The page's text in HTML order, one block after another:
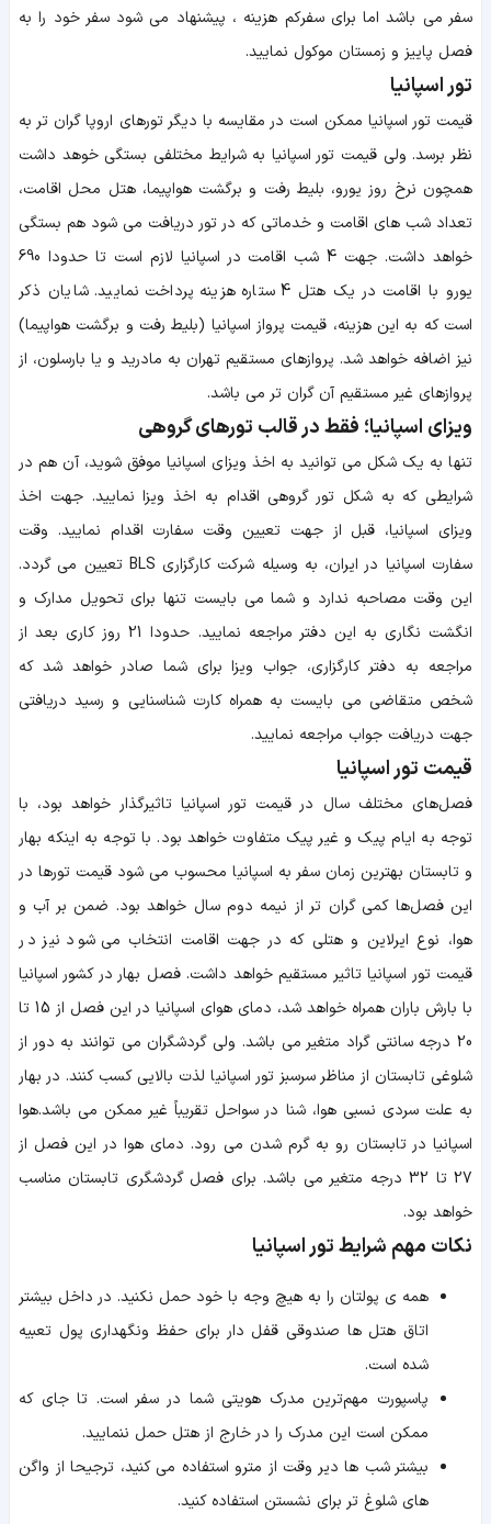
سفر می باشد اما برای سفرکم ‌هزینه ، پیشنهاد می شود سفر خود را به
فصل پاییز و زمستان موکول نمایید.
تور اسپانیا
قیمت تور اسپانیا ممکن است در مقایسه با دیگر تورهای اروپا گران تر به
نظر برسد. ولی قیمت تور اسپانیا به شرایط مختلفی بستگی خوهد داشت
همچون نرخ روز یورو، بلیط رفت و برگشت هواپیما، هتل محل اقامت،
تعداد شب‌ های اقامت و خدماتی که در تور دریافت می شود هم بستگی
خواهد داشت. جهت 4 شب اقامت در اسپانیا لازم است تا حدودا 690
یورو با اقامت در یک هتل 4 ستاره هزینه پرداخت نمایید. شایان ذکر
است که به این هزینه، قیمت پرواز اسپانیا (بلیط رفت و برگشت هواپیما)
نیز اضافه خواهد شد. پرواز‌های مستقیم تهران به مادرید و یا بارسلون، از
پروازهای غیر مستقیم آن گران ‎تر می باشد.
ویزای اسپانیا؛ فقط در قالب تورهای گروهی
تنها به یک شکل می توانید به اخذ ویزای اسپانیا موفق شوید، آن هم در
شرایطی که به شکل تور گروهی اقدام به اخذ ویزا نمایید. جهت اخذ
ویزای اسپانیا، قبل از جهت تعیین وقت سفارت اقدام نمایید. وقت
سفارت اسپانیا در ایران، به وسیله شرکت کارگزاری BLS تعیین می گردد.
این وقت مصاحبه ندارد و شما می بایست تنها برای تحویل مدارک و
انگشت نگاری به این دفتر مراجعه نمایید. حدودا 21 روز کاری بعد از
مراجعه به دفتر کارگزاری، جواب ویزا برای شما صادر خواهد شد که
شخص متقاضی می بایست به همراه کارت شناسنایی و رسید دریافتی
جهت دریافت جواب مراجعه نمایید.
قیمت تور اسپانیا
فصل‌های مختلف سال در قیمت تور اسپانیا تاثیرگذار خواهد بود، با
توجه به ایام پیک و غیر پیک متفاوت خواهد بود. با توجه به اینکه بهار
و تابستان بهترین زمان سفر به اسپانیا محسوب می شود قیمت تورها در
این فصل‌ها کمی گران تر از نیمه دوم سال خواهد بود. ضمن بر آب و
هوا، نوع ایرلاین و هتلی که در جهت اقامت انتخاب می‎ شود نیز در
قیمت تور اسپانیا تاثیر مستقیم خواهد داشت. فصل بهار در کشور اسپانیا
با بارش باران همراه خواهد شد، دمای هوای اسپانیا در این فصل از 15 تا
20 درجه سانتی گراد متغیر می باشد. ولی گردشگران می‌ توانند به دور از
شلوغی تابستان از مناظر سرسبز تور اسپانیا لذت بالایی کسب کنند. در بهار
به علت سردی نسبی هوا، شنا در سواحل تقریباً غیر ممکن می باشد.هوا
اسپانیا در تابستان رو به گرم شدن می‌ رود. دمای هوا در این فصل از
27 تا 32 درجه متغیر می باشد. برای فصل گردشگری تابستان مناسب
خواهد بود.
نکات مهم شرایط تور اسپانیا
همه ی پولتان را به هیچ وجه با خود حمل نکنید. در داخل بیشتر
اتاق هتل‌ ها صندوقی قفل‌ دار برای حفظ ونگهداری پول تعبیه
شده است.
پاسپورت مهم‌ترین مدرک هویتی شما در سفر است. تا جای که
ممکن است این مدرک را در خارج از هتل حمل ننمایید.
بیشتر شب‌ ها دیر وقت از مترو استفاده می ‌کنید، ترجیحا از واگن
‌های شلوغ‌ تر برای نشستن استفاده کنید.